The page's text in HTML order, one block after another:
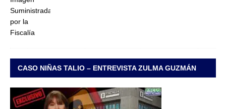
CASO NIÑAS TALIO – ENTREVISTA ZULMA GUZMÁN